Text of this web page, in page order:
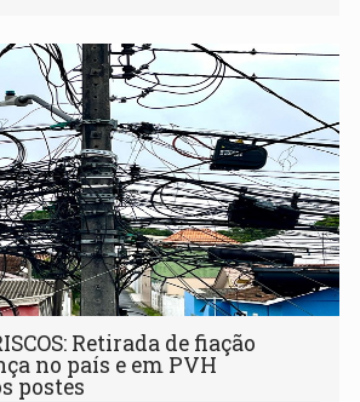
Retirada de fiação
no país e em PVH
postes